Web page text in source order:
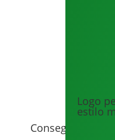
Logo
estilo
Conseguir tu